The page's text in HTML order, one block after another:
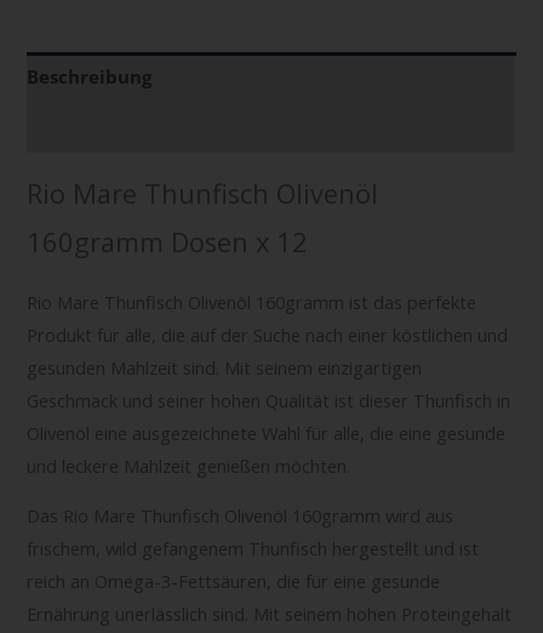
Beschreibung
Rio Mare Thunfisch Olivenöl
160gramm Dosen x 12
Rio Mare Thunfisch Olivenöl 160gramm ist das perfekte
Produkt für alle, die auf der Suche nach einer köstlichen und
gesunden Mahlzeit sind. Mit seinem einzigartigen
Geschmack und seiner hohen Qualität ist dieser Thunfisch in
Olivenöl eine ausgezeichnete Wahl für alle, die eine gesunde
und leckere Mahlzeit genießen möchten.
Das Rio Mare Thunfisch Olivenöl 160gramm wird aus
frischem, wild gefangenem Thunfisch hergestellt und ist
reich an Omega-3-Fettsäuren, die für eine gesunde
Ernährung unerlässlich sind. Mit seinem hohen Proteingehalt